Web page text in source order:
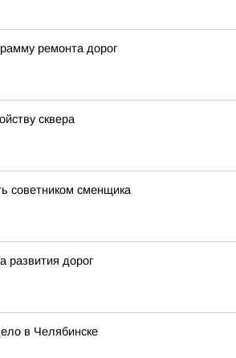
ремонта дорог
сквера
советником сменщика
развития дорог
в Челябинске